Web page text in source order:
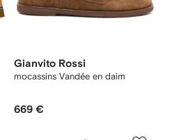
Gianvito Rossi
mocassins Vandée en daim
669 €